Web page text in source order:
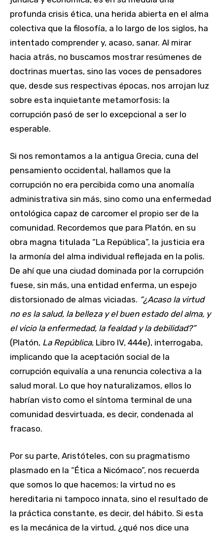
profunda crisis ética, una herida abierta en el alma
colectiva que la filosofía, a lo largo de los siglos, ha
intentado comprender y, acaso, sanar. Al mirar
hacia atrás, no buscamos mostrar resúmenes de
doctrinas muertas, sino las voces de pensadores
que, desde sus respectivas épocas, nos arrojan luz
sobre esta inquietante metamorfosis: la
corrupción pasó de ser lo excepcional a ser lo
esperable.
Si nos remontamos a la antigua Grecia, cuna del
pensamiento occidental, hallamos que la
corrupción no era percibida como una anomalía
administrativa sin más, sino como una enfermedad
ontológica capaz de carcomer el propio ser de la
comunidad. Recordemos que para Platón, en su
obra magna titulada “La República”, la justicia era
la armonía del alma individual reflejada en la polis.
De ahí que una ciudad dominada por la corrupción
fuese, sin más, una entidad enferma, un espejo
distorsionado de almas viciadas. “¿Acaso la virtud
no es la salud, la belleza y el buen estado del alma, y
el vicio la enfermedad, la fealdad y la debilidad?”
(Platón, La República, Libro IV, 444e), interrogaba,
implicando que la aceptación social de la
corrupción equivalía a una renuncia colectiva a la
salud moral. Lo que hoy naturalizamos, ellos lo
habrían visto como el síntoma terminal de una
comunidad desvirtuada, es decir, condenada al
fracaso.
Por su parte, Aristóteles, con su pragmatismo
plasmado en la “Ética a Nicómaco”, nos recuerda
que somos lo que hacemos; la virtud no es
hereditaria ni tampoco innata, sino el resultado de
la práctica constante, es decir, del hábito. Si esta
es la mecánica de la virtud, ¿qué nos dice una